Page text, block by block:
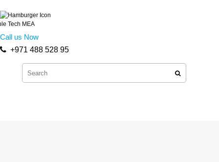
Call us Now
+971 488 528 95